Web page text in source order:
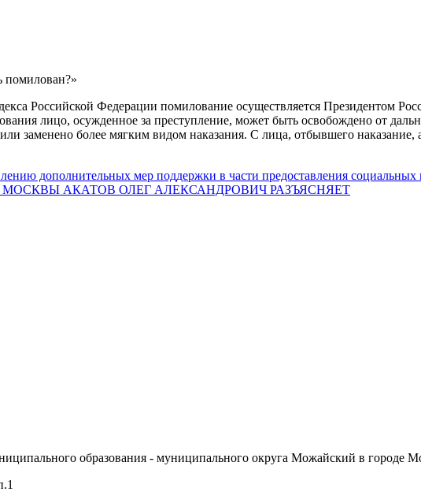
Российской Федерации помилование осуществляется Президентом
лицо, осужденное за преступление, может быть освобождено от
заменено более мягким видом наказания. С лица, отбывшего
дополнительных мер поддержки в части предоставления социальных
АКАТОВ ОЛЕГ АЛЕКСАНДРОВИЧ РАЗЪЯСНЯЕТ
образования - муниципального округа Можайский в городе